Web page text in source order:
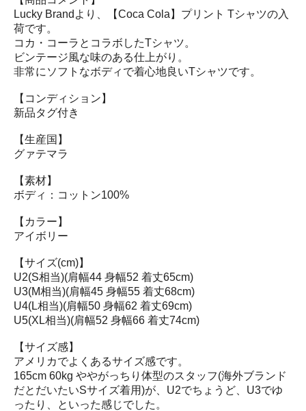
Lucky Brandより、【Coca Cola】プリント Tシャツの入
荷です。
コカ・コーラとコラボしたTシャツ。
ビンテージ風な味のある仕上がり。
非常にソフトなボディで着心地良いTシャツです。
【コンディション】
新品タグ付き
【生産国】
グァテマラ
【素材】
ボディ：コットン100%
【カラー】
アイボリー
【サイズ(cm)】
U2(S相当)(肩幅44 身幅52 着丈65cm)
U3(M相当)(肩幅45 身幅55 着丈68cm)
U4(L相当)(肩幅50 身幅62 着丈69cm)
U5(XL相当)(肩幅52 身幅66 着丈74cm)
【サイズ感】
アメリカでよくあるサイズ感です。
165cm 60kg ややがっちり体型のスタッフ(海外ブランド
だとだいたいSサイズ着用)が、U2でちょうど、U3でゆ
ったり、といった感じでした。